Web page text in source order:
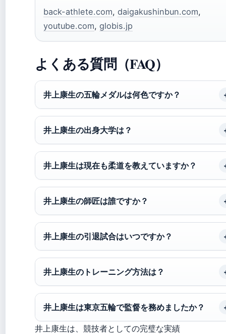
back-athlete.com, daigakushinbun.com,
youtube.com, globis.jp
よくある質問（FAQ）
井上康生の五輪メダルは何色ですか？
井上康生の出身大学は？
井上康生は現在も柔道を教えていますか？
井上康生の師匠は誰ですか？
井上康生の引退試合はいつですか？
井上康生のトレーニング方法は？
井上康生は東京五輪で監督を務めましたか？
井上康生は、競技者としての完璧な実績